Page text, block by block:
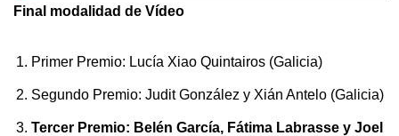
Final modalidad de Vídeo
Primer Premio: Lucía Xiao Quintairos (Galicia)
Segundo Premio: Judit González y Xián Antelo (Galicia)
Tercer Premio: Belén García, Fátima Labrasse y Joel